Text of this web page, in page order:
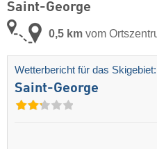
Saint-George
0,5 km vom
Wetterbericht für das Skigebiet:
Saint-George